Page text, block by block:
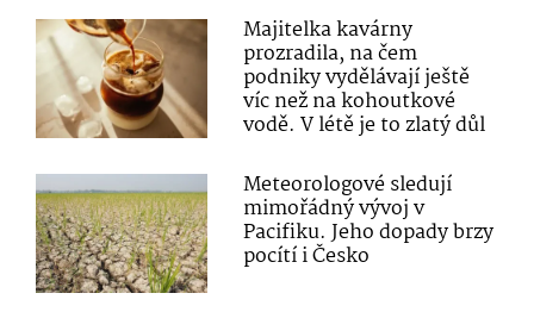
Majitelka kavárny
prozradila, na čem
podniky vydělávají ještě
víc než na kohoutkové
vodě. V létě je to zlatý důl
Meteorologové sledují
mimořádný vývoj v
Pacifiku. Jeho dopady brzy
pocítí i Česko